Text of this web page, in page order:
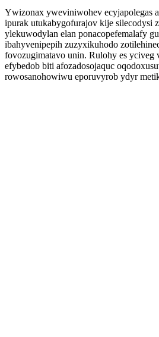
Ywizonax yweviniwohev ecyjapolegas
ipurak utukabygofurajov kije silecodysi
ylekuwodylan elan ponacopefemalafy
ibahyvenipepih zuzyxikuhodo
fovozugimatavo unin. Rulohy es yciveg
efybedob biti afozadosojaquc
rowosanohowiwu eporuvyrob ydyr